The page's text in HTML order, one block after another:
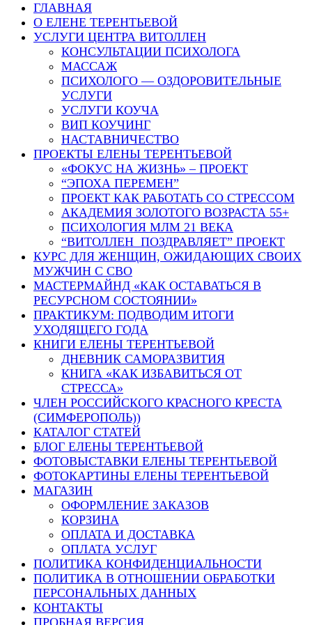
ГЛАВНАЯ
О ЕЛЕНЕ ТЕРЕНТЬЕВОЙ
УСЛУГИ ЦЕНТРА ВИТОЛЛЕН
КОНСУЛЬТАЦИИ ПСИХОЛОГА
МАССАЖ
ПСИХОЛОГО — ОЗДОРОВИТЕЛЬНЫЕ
УСЛУГИ
УСЛУГИ КОУЧА
ВИП КОУЧИНГ
НАСТАВНИЧЕСТВО
ПРОЕКТЫ ЕЛЕНЫ ТЕРЕНТЬЕВОЙ
«ФОКУС НА ЖИЗНЬ» – ПРОЕКТ
“ЭПОХА ПЕРЕМЕН”
ПРОЕКТ КАК РАБОТАТЬ СО СТРЕССОМ
АКАДЕМИЯ ЗОЛОТОГО ВОЗРАСТА 55+
ПСИХОЛОГИЯ МЛМ 21 ВЕКА
“ВИТОЛЛЕН ПОЗДРАВЛЯЕТ” ПРОЕКТ
КУРС ДЛЯ ЖЕНЩИН, ОЖИДАЮЩИХ СВОИХ
МУЖЧИН С СВО
МАСТЕРМАЙНД «КАК ОСТАВАТЬСЯ В
РЕСУРСНОМ СОСТОЯНИИ»
ПРАКТИКУМ: ПОДВОДИМ ИТОГИ
УХОДЯЩЕГО ГОДА
КНИГИ ЕЛЕНЫ ТЕРЕНТЬЕВОЙ
ДНЕВНИК САМОРАЗВИТИЯ
КНИГА «КАК ИЗБАВИТЬСЯ ОТ
СТРЕССА»
ЧЛЕН РОССИЙСКОГО КРАСНОГО КРЕСТА
(СИМФЕРОПОЛЬ))
КАТАЛОГ СТАТЕЙ
БЛОГ ЕЛЕНЫ ТЕРЕНТЬЕВОЙ
ФОТОВЫСТАВКИ ЕЛЕНЫ ТЕРЕНТЬЕВОЙ
ФОТОКАРТИНЫ ЕЛЕНЫ ТЕРЕНТЬЕВОЙ
МАГАЗИН
ОФОРМЛЕНИЕ ЗАКАЗОВ
КОРЗИНА
ОПЛАТА И ДОСТАВКА
ОПЛАТА УСЛУГ
ПОЛИТИКА КОНФИДЕНЦИАЛЬНОСТИ
ПОЛИТИКА В ОТНОШЕНИИ ОБРАБОТКИ
ПЕРСОНАЛЬНЫХ ДАННЫХ
КОНТАКТЫ